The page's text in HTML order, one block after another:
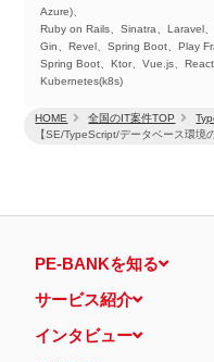
HOME 全国のIT案件TOP
【SE/TypeScript/データベース環境
Azure)、
Ruby on Rails、Sinatra、Laravel
Gin、Revel、Spring Boot、Play
Spring Boot、Ktor、Vue.js、
Kubernetes(k8s)
PE-BANKを知る
サービス紹介
インタビュー